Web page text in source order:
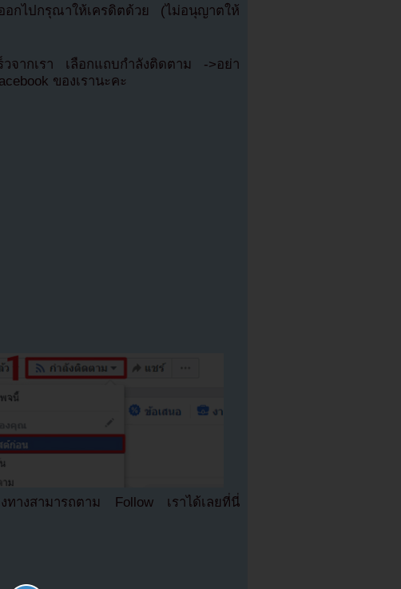
อกไปกรุณาให้เครดิตด้วย (ไม่อนุญาตให้
วจากเรา เลือกแถบกำลังติดตาม ->อย่า
ของเรานะคะ
ทางสามารถตาม Follow เราได้เลยที่นี่